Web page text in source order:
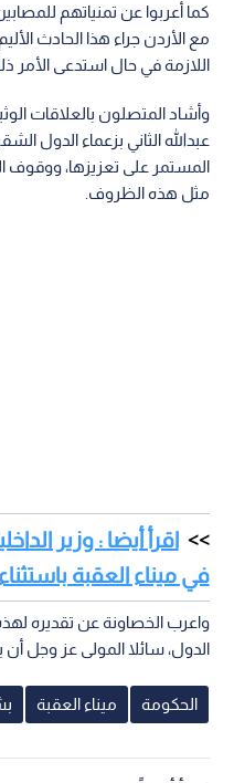
كما أعربوا عن تمنياتهم
مع الأردن جراء هذا الحادث
اللازمة في حال استدعى الأمر
وأشاد المتصلون بالعلاقات
عبدالله الثاني بزعماء الدول
المستمر على تعزيزها، ووقوف
مثل هذه الظروف.
اقرأ أيضا : وزير
في ميناء العقبة
واعرب الخصاونة عن تقديره
الدول، سائلا المولى عز وجل
الحكومة ميناء العقبة